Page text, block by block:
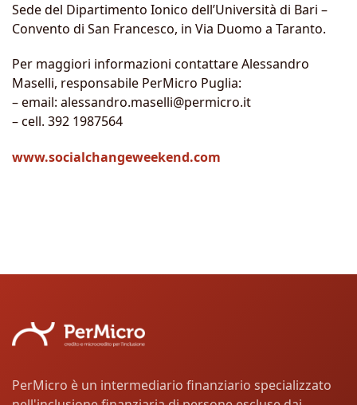
Sede del Dipartimento Ionico dell’Università di Bari –
Convento di San Francesco, in Via Duomo a Taranto.
Per maggiori informazioni contattare Alessandro
Maselli, responsabile PerMicro Puglia:
– email: alessandro.maselli@permicro.it
– cell. 392 1987564
www.socialchangeweekend.com
PerMicro è un intermediario finanziario specializzato